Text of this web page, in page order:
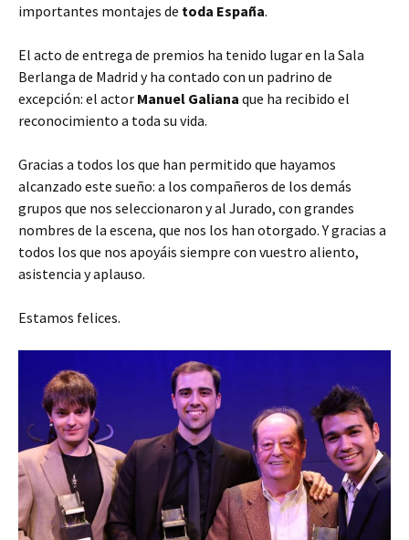
importantes montajes de toda España.
El acto de entrega de premios ha tenido lugar en la Sala
Berlanga de Madrid y ha contado con un padrino de
excepción: el actor Manuel Galiana que ha recibido el
reconocimiento a toda su vida.
Gracias a todos los que han permitido que hayamos
alcanzado este sueño: a los compañeros de los demás
grupos que nos seleccionaron y al Jurado, con grandes
nombres de la escena, que nos los han otorgado. Y gracias a
todos los que nos apoyáis siempre con vuestro aliento,
asistencia y aplauso.
Estamos felices.